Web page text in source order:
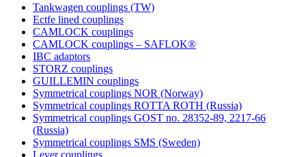
Tankwagen couplings (TW)
Ectfe lined couplings
CAMLOCK couplings
CAMLOCK couplings – SAFLOK®
IBC adaptors
STORZ couplings
GUILLEMIN couplings
Symmetrical couplings NOR (Norway)
Symmetrical couplings ROTTA ROTH (Russia)
Symmetrical couplings GOST no. 28352-89, 2217-66
(Russia)
Symmetrical couplings SMS (Sweden)
Lever couplings